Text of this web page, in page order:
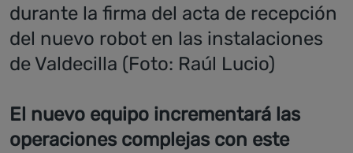
durante la firma del acta de recepción
del nuevo robot en las instalaciones
de Valdecilla (Foto: Raúl Lucio)
El nuevo equipo incrementará las
operaciones complejas con este